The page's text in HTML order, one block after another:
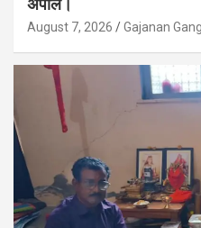
अपील।
August 7, 2026 Gajanan